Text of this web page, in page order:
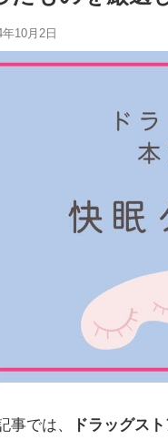
10月2日
事では、 ドラッグス